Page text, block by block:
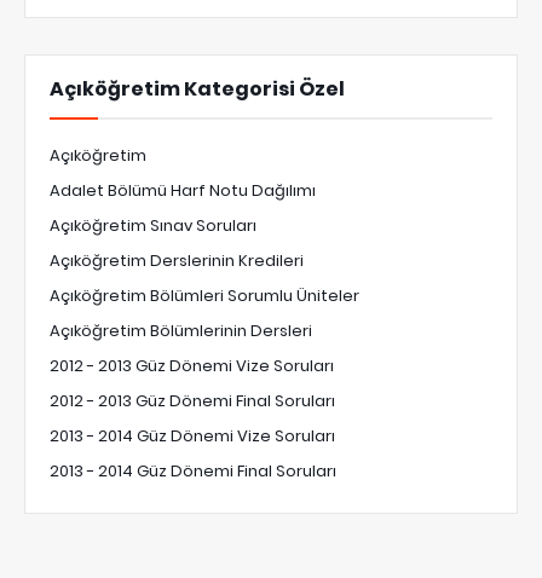
Açıköğretim Kategorisi Özel
Açıköğretim
Adalet Bölümü Harf Notu Dağılımı
Açıköğretim Sınav Soruları
Açıköğretim Derslerinin Kredileri
Açıköğretim Bölümleri Sorumlu Üniteler
Açıköğretim Bölümlerinin Dersleri
2012 - 2013 Güz Dönemi Vize Soruları
2012 - 2013 Güz Dönemi Final Soruları
2013 - 2014 Güz Dönemi Vize Soruları
2013 - 2014 Güz Dönemi Final Soruları